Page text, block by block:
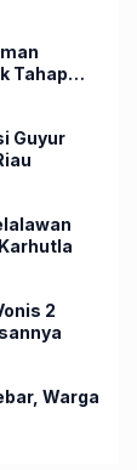
Tahap
Guyur
2
Warga